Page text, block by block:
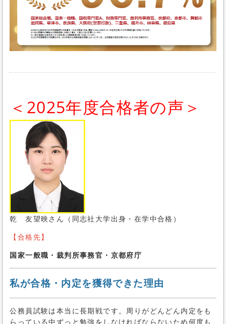
＜2025年度合格者の声＞
乾 友望映さん（同志社大学出身・在学中合格）
【合格先】
国家一般職・裁判所事務官・京都府庁
私が合格・内定を獲得できた理由
公務員試験は本当に長期戦です。周りがどんどん内定をも
らっている中ずっと勉強をしなければならないため何度も